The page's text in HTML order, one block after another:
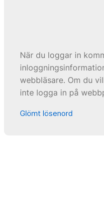
När du loggar in
webbläsare. Om du
inte logga in på
Glömt lösenord